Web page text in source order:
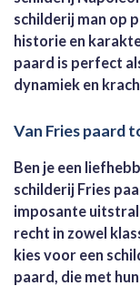
schilderij man op
historie en
paard is perfect
dynamiek en
Van Fries paard
Ben je een
schilderij Fries
imposante
recht in zowel
kies voor een
paard, die met